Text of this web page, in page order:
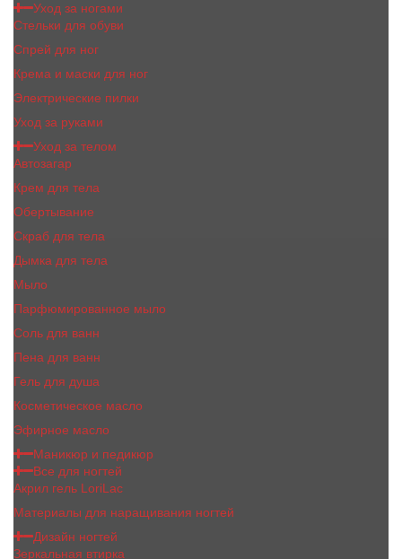
Уход за ногами
Стельки для обуви
Спрей для ног
Крема и маски для ног
Электрические пилки
Уход за руками
Уход за телом
Автозагар
Крем для тела
Обертывание
Скраб для тела
Дымка для тела
Мыло
Парфюмированное мыло
Соль для ванн
Пена для ванн
Гель для душа
Косметическое масло
Эфирное масло
Маникюр и педикюр
Все для ногтей
Акрил гель LoriLac
Материалы для наращивания ногтей
Дизайн ногтей
Зеркальная втирка